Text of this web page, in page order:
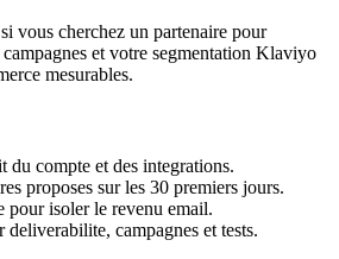
vous cherchez un partenaire pour
et votre segmentation Klaviyo
mesurables.
du compte et des integrations.
proposes sur les 30 premiers jours.
pour isoler le revenu email.
deliverabilite, campagnes et tests.